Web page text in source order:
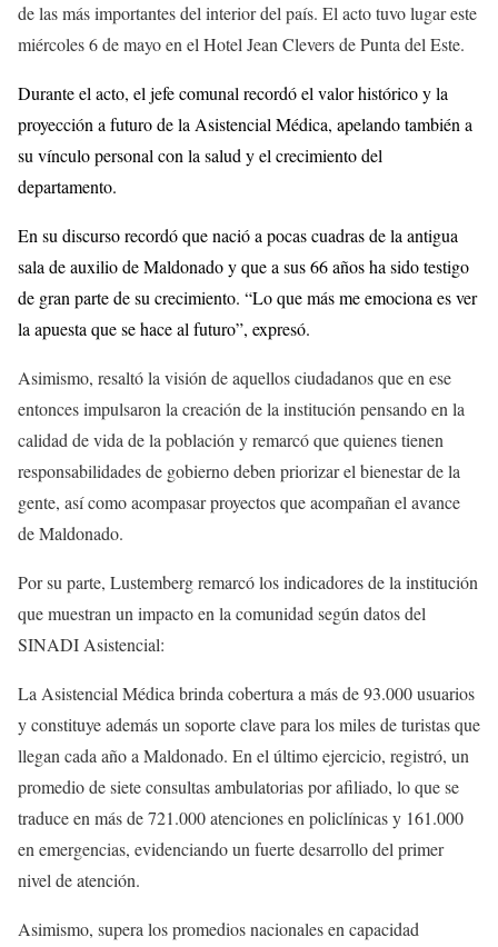
de las más importantes del interior del país. El acto tuvo lugar este
miércoles 6 de mayo en el Hotel Jean Clevers de Punta del Este.
Durante el acto, el jefe comunal recordó el valor histórico y la
proyección a futuro de la Asistencial Médica, apelando también a
su vínculo personal con la salud y el crecimiento del
departamento.
En su discurso recordó que nació a pocas cuadras de la antigua
sala de auxilio de Maldonado y que a sus 66 años ha sido testigo
de gran parte de su crecimiento. “Lo que más me emociona es ver
la apuesta que se hace al futuro”, expresó.
Asimismo, resaltó la visión de aquellos ciudadanos que en ese
entonces impulsaron la creación de la institución pensando en la
calidad de vida de la población y remarcó que quienes tienen
responsabilidades de gobierno deben priorizar el bienestar de la
gente, así como acompasar proyectos que acompañan el avance
de Maldonado.
Por su parte, Lustemberg remarcó los indicadores de la institución
que muestran un impacto en la comunidad según datos del
SINADI Asistencial:
La Asistencial Médica brinda cobertura a más de 93.000 usuarios
y constituye además un soporte clave para los miles de turistas que
llegan cada año a Maldonado. En el último ejercicio, registró, un
promedio de siete consultas ambulatorias por afiliado, lo que se
traduce en más de 721.000 atenciones en policlínicas y 161.000
en emergencias, evidenciando un fuerte desarrollo del primer
nivel de atención.
Asimismo, supera los promedios nacionales en capacidad